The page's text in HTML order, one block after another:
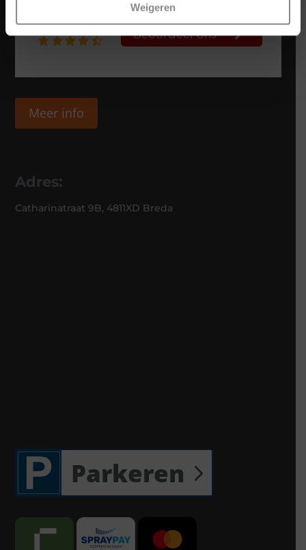
Weigeren
Meer info
Adres:
Catharinatraat 9B, 4811XD Breda
Parkeren